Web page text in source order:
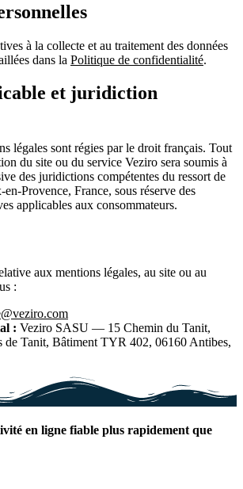
à la collecte et au traitement des données
dans la Politique de confidentialité.
et juridiction
légales sont régies par le droit français. Tout
du site ou du service Veziro sera soumis à
des juridictions compétentes du ressort de
Provence, France, sous réserve des
applicables aux consommateurs.
aux mentions légales, au site ou au
:
: Veziro SASU — 15 Chemin du Tanit,
de Tanit, Bâtiment TYR 402, 06160 Antibes,
en ligne fiable plus rapidement que